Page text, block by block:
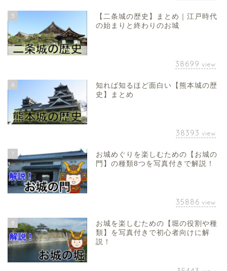
5
【二条城の歴史】まとめ｜江戸時代
の始まりと終わりのお城
38699 view
6
知れば知るほど面白い【熊本城の歴
史】まとめ
38393 view
7
お城めぐりを楽しむための【お城の
門】の種類8つを写真付きで解説！
35886 view
8
お城を楽しむための【堀の役割や種
類】を写真付きで初心者向けに解
説！